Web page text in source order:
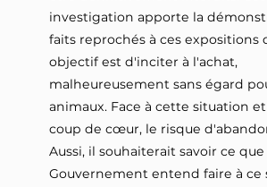
investigation apporte la
faits reprochés à ces expositions
objectif est d'inciter à l'achat,
malheureusement sans égard
animaux. Face à cette situation
coup de cœur, le risque
Aussi, il souhaiterait savoir ce que
Gouvernement entend faire à ce